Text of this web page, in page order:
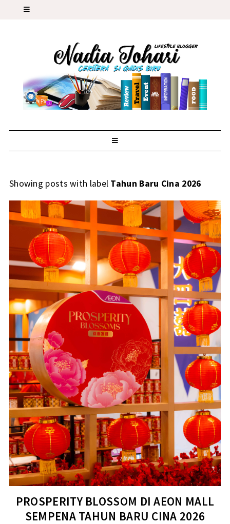
Showing posts with label Tahun Baru Cina 2026
PROSPERITY BLOSSOM DI AEON MALL
SEMPENA TAHUN BARU CINA 2026